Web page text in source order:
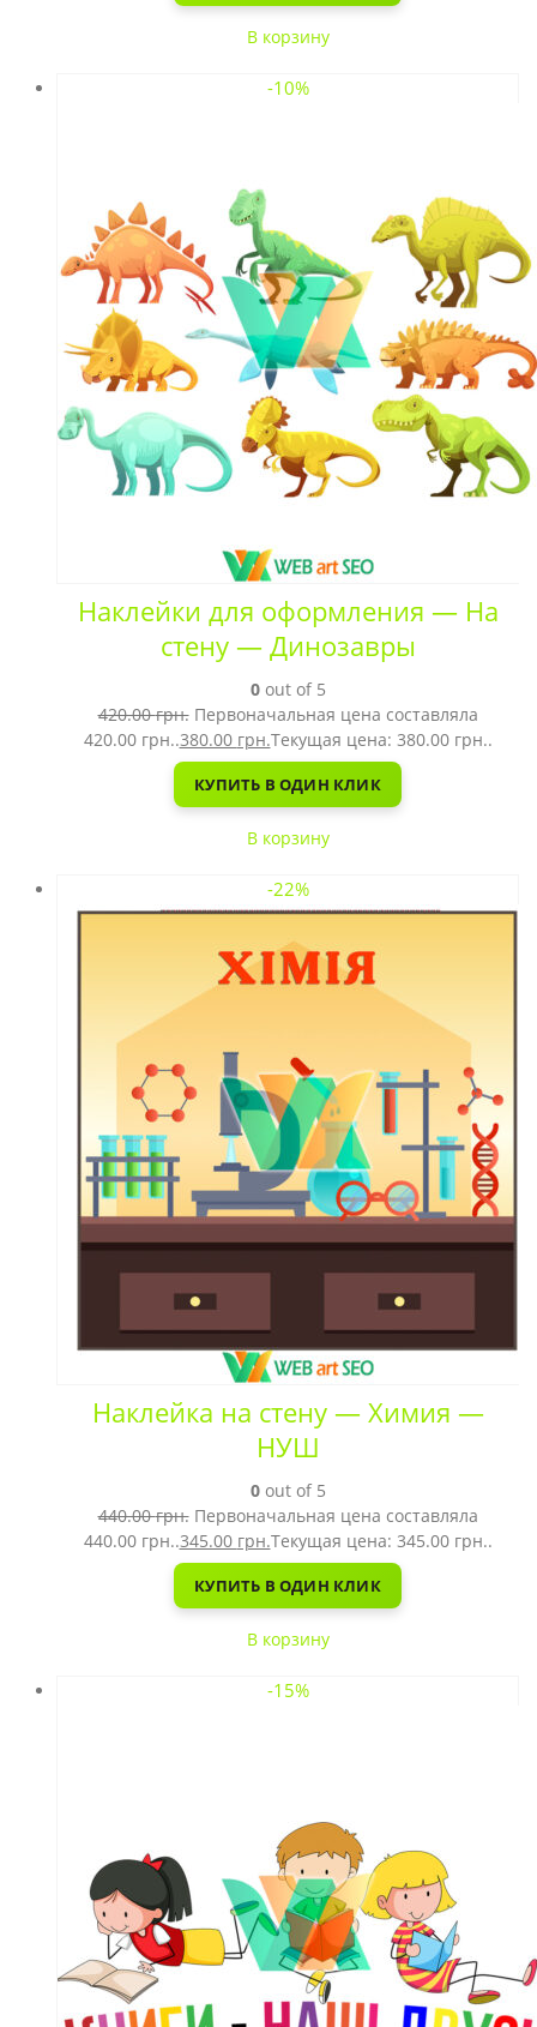
В корзину
-10%
Наклейки для оформления — На
стену — Динозавры
0out of 5
420.00грн. Первоначальная цена составляла
420.00 грн..380.00 грн.Текущая цена: 380.00 грн..
КУПИТЬ В ОДИН КЛИК
В корзину
-22%
Наклейка на стену — Химия —
НУШ
0out of 5
440.00грн. Первоначальная цена составляла
440.00 грн..345.00 грн.Текущая цена: 345.00 грн..
КУПИТЬ В ОДИН КЛИК
В корзину
-15%